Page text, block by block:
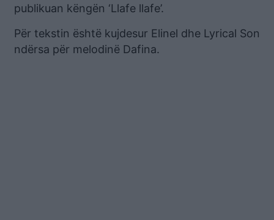
publikuan këngën ‘Llafe llafe’.
Për tekstin është kujdesur Elinel dhe Lyrical Son
ndërsa për melodinë Dafina.